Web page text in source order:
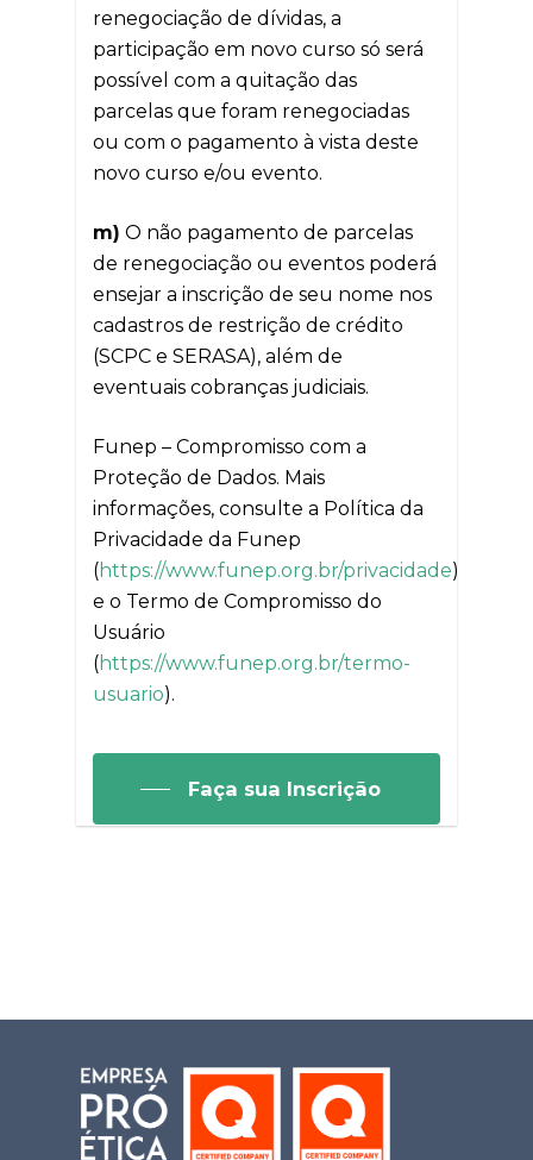
renegociação de dívidas, a
participação em novo curso só será
possível com a quitação das
parcelas que foram renegociadas
ou com o pagamento à vista deste
novo curso e/ou evento.
m) O não pagamento de parcelas
de renegociação ou eventos poderá
ensejar a inscrição de seu nome nos
cadastros de restrição de crédito
(SCPC e SERASA), além de
eventuais cobranças judiciais.
Funep – Compromisso com a
Proteção de Dados. Mais
informações, consulte a Política da
Privacidade da Funep
(https://www.funep.org.br/privacidade)
e o Termo de Compromisso do
Usuário
(https://www.funep.org.br/termo-
usuario).
Faça sua Inscrição